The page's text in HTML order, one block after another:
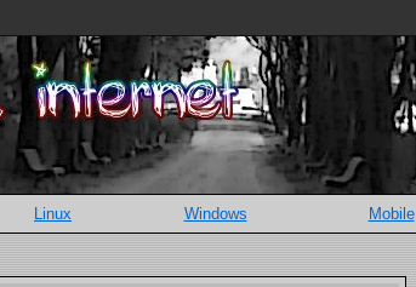
Linux Windows Mobile